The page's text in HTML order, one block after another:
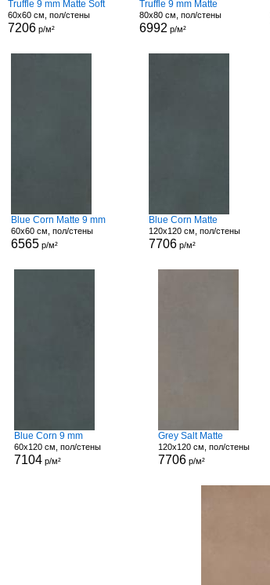
Truffle 9 mm Matte Soft
60x60 см, пол/стены
7206 р/м²
Truffle 9 mm Matte
80x80 см, пол/стены
6992 р/м²
Blue Corn Matte 9 mm
60x60 см, пол/стены
6565 р/м²
Blue Corn Matte
120x120 см, пол/стены
7706 р/м²
Blue Corn 9 mm
60x120 см, пол/стены
7104 р/м²
Grey Salt Matte
120x120 см, пол/стены
7706 р/м²